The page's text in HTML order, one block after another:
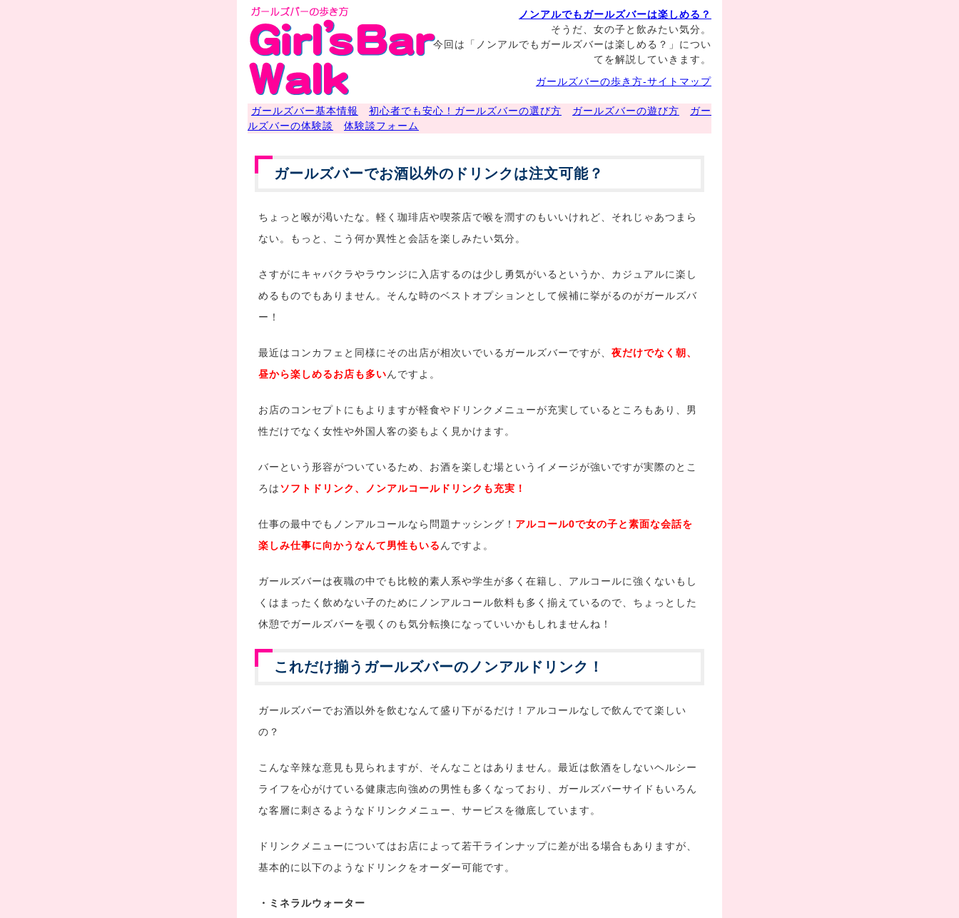
ノンアルでもガールズバーは楽しめる？
そうだ、女の子と飲みたい気分。
今回は「ノンアルでもガールズバーは楽しめる？」につい
てを解説していきます。
ガールズバーの歩き方-サイトマップ
ガールズバー基本情報 初心者でも安心！ガールズバーの選び方 ガールズバーの遊び方
ガー
ルズバーの体験談
体験談フォーム
ガールズバーでお酒以外のドリンクは注文可能？
ちょっと喉が渇いたな。軽く珈琲店や喫茶店で喉を潤すのもいいけれど、それじゃあつまら
ない。もっと、こう何か異性と会話を楽しみたい気分。
さすがにキャバクラやラウンジに入店するのは少し勇気がいるというか、カジュアルに楽し
めるものでもありません。そんな時のベストオプションとして候補に挙がるのがガールズバ
ー！
最近はコンカフェと同様にその出店が相次いでいるガールズバーですが、 夜だけでなく朝、
昼から楽しめるお店も多いんですよ。
お店のコンセプトにもよりますが軽食やドリンクメニューが充実しているところもあり、男
性だけでなく女性や外国人客の姿もよく見かけます。
バーという形容がついているため、お酒を楽しむ場というイメージが強いですが実際のとこ
ろはソフトドリンク、ノンアルコールドリンクも充実！
仕事の最中でもノンアルコールなら問題ナッシング！ アルコール0で女の子と素面な会話を
楽しみ仕事に向かうなんて男性もいる んですよ。
ガールズバーは夜職の中でも比較的素人系や学生が多く在籍し、アルコールに強くないもし
くはまったく飲めない子のためにノンアルコール飲料も多く揃えているので、ちょっとした
休憩でガールズバーを覗くのも気分転換になっていいかもしれませんね！
これだけ揃うガールズバーのノンアルドリンク！
ガールズバーでお酒以外を飲むなんて盛り下がるだけ！アルコールなしで飲んでて楽しい
の？
こんな辛辣な意見も見られますが、そんなことはありません。最近は飲酒をしないヘルシー
ライフを心がけている健康志向強めの男性も多くなっており、ガールズバーサイドもいろん
な客層に刺さるようなドリンクメニュー、サービスを徹底しています。
ドリンクメニューについてはお店によって若干ラインナップに差が出る場合もありますが、
基本的に以下のようなドリンクをオーダー可能です。
・ミネラルウォーター